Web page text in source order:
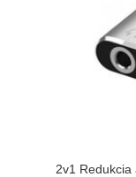
2v1